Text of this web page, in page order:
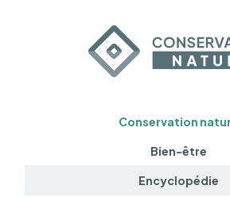
Conservation
Bien-être
Encyclopédie